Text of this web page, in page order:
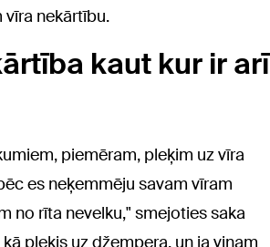
vīra nekārtību.
kaut kur ir arī
piemēram, pleķim uz vīra
es neķemmēju savam vīram
no rīta nevelku," smejoties saka
pleķis uz džempera, un ja viņam